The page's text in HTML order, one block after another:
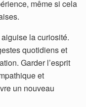
même si cela
aiguise la curiosité.
quotidiens et
Garder l’esprit
et
un nouveau